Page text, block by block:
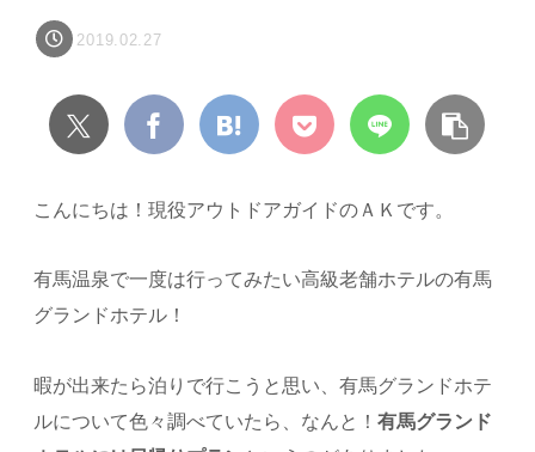
2019.02.27
こんにちは！現役アウトドアガイドのＡＫです。
有馬温泉で一度は行ってみたい高級老舗ホテルの有馬
グランドホテル！
暇が出来たら泊りで行こうと思い、有馬グランドホテ
ルについて色々調べていたら、なんと！有馬グランド